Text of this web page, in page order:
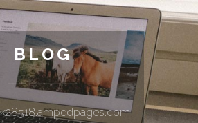
BLOG